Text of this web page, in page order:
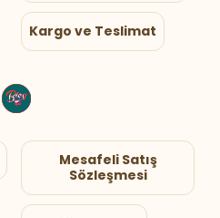
Kargo ve Teslimat
Mesafeli Satış
Sözleşmesi